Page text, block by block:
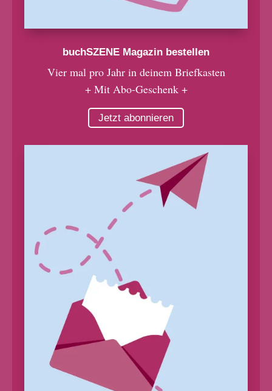
buchSZENE Magazin bestellen
Vier mal pro Jahr in deinem Briefkasten
+ Mit Abo-Geschenk +
Jetzt abonnieren